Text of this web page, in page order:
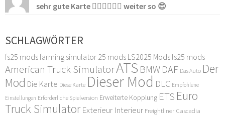
sehr gute Karte 👍🏻👍🏻👍🏻 weiter so 😊
SCHLAGWÖRTER
fs25 modsfarming simulator 25 mods LS2025 Mods ls25 mods
American Truck SimulatorATS BMW DAF Das Auto Der
Mod Die Karte Diese Karte Dieser Mod DLC Empfohlene
Einstellungen Erforderliche Spielversion Erweiterte Kopplung ETS Euro
Truck Simulator Exterieur Interieur Freightliner Cascadia